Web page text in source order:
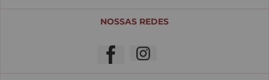
NOSSAS REDES